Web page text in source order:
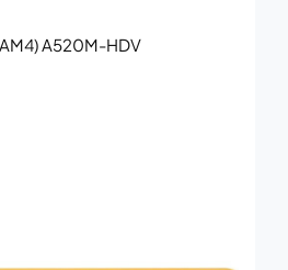
A520M-HDV